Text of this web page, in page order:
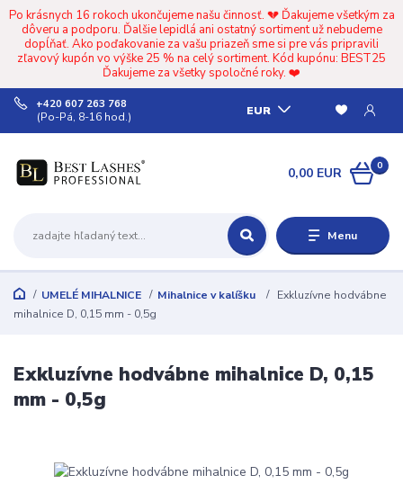
Po krásnych 16 rokoch ukončujeme našu činnosť. 💔 Ďakujeme všetkým za
dôveru a podporu. Ďalšie lepidlá ani ostatný sortiment už nebudeme
dopĺňať. Ako poďakovanie za vašu priazeň sme si pre vás pripravili
zľavový kupón vo výške 25 % na celý sortiment. Kód kupónu: BEST25
Ďakujeme za všetky spoločné roky. ❤️
Menu
EUR
+420 607 263 768
(Po-Pá, 8-16 hod.)
0
0,00 EUR
UMELÉ MIHALNICE Mihalnice v kalíšku
Exkluzívne hodvábne
mihalnice D, 0,15 mm - 0,5g
Exkluzívne hodvábne mihalnice D, 0,15
mm - 0,5g